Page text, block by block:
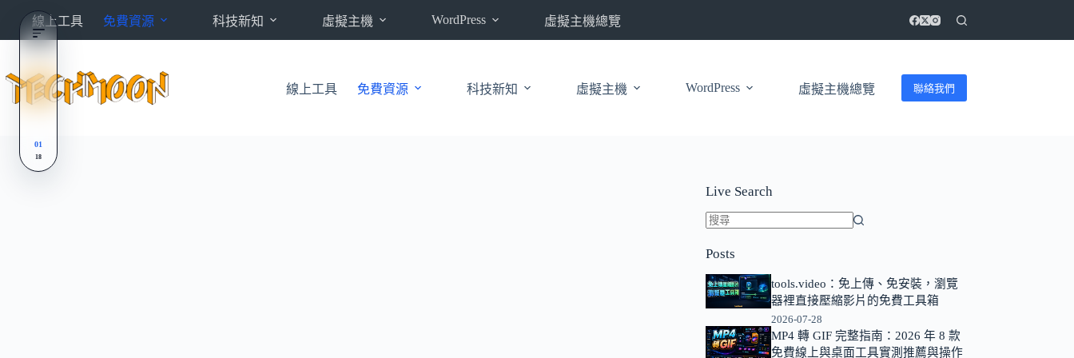
內
線上工具 免費資源 科技新知 虛擬主機 WordPress 虛擬主機總覽
線上工具 免費資源 科技新知 虛擬主機 WordPress 虛擬主機總覽 聯絡我們
Live Search
不
到
符
條
件
Posts
tools.video：免上傳、免安裝，瀏覽
器裡直接壓縮影片的免費工具箱
2026-07-28
MP4 轉 GIF 完整指南：2026 年 8 款
免費線上與桌面工具實測推薦與操作
01
18